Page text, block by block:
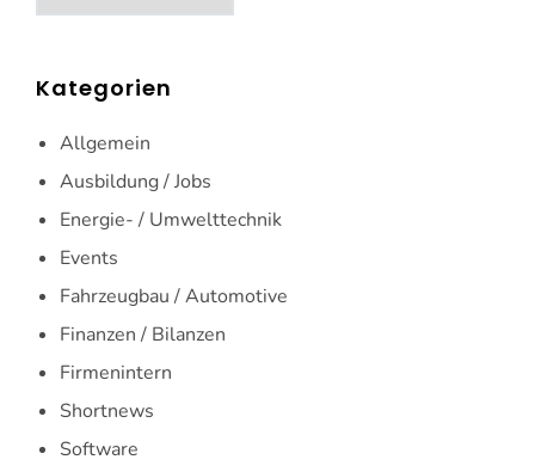
Kategorien
Allgemein
Ausbildung / Jobs
Energie- / Umwelttechnik
Events
Fahrzeugbau / Automotive
Finanzen / Bilanzen
Firmenintern
Shortnews
Software